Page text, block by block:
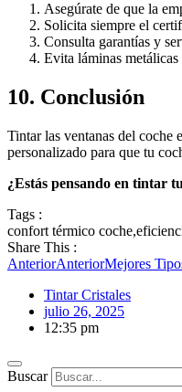
Asegúrate de que la
Solicita siempre el
Consulta garantías y
Evita láminas
10. Conclusión
Tintar las ventanas del coche
personalizado para que tu
¿Estás pensando en tintar
Tags :
confort térmico coche,
Share This :
AnteriorAnteriorMejores
Tintar Cristales
julio 26, 2025
12:35 pm
Buscar